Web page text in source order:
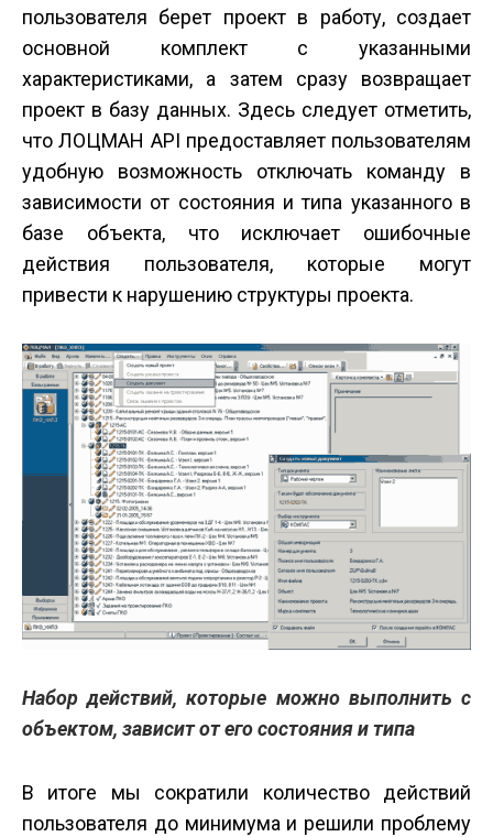
пользователя берет проект в работу, создает
основной комплект с указанными
характеристиками, а затем сразу возвращает
проект в базу данных. Здесь следует отметить,
что ЛОЦМАН API предоставляет пользователям
удобную возможность отключать команду в
зависимости от состояния и типа указанного в
базе объекта, что исключает ошибочные
действия пользователя, которые могут
привести к нарушению структуры проекта.
Набор действий, которые можно выполнить с
объектом, зависит от его состояния и типа
В итоге мы сократили количество действий
пользователя до минимума и решили проблему